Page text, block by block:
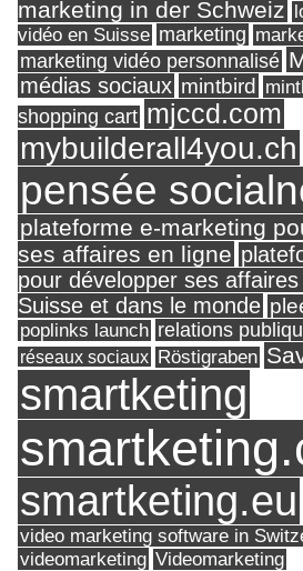
marketing in der Schweiz
vidéo en Suisse marketing
marketing vidéo personnalisé
médias sociaux mintbird
shopping cart mjccd.com
mybuilderall4you.ch
pensée
plateforme e-marketing
ses affaires en ligne
pour développer ses
Suisse et dans le monde
poplinks launch relations
réseaux sociaux Röstigraben
smartketing
smartketing.eu
video marketing software in
videomarketing Videomarketing